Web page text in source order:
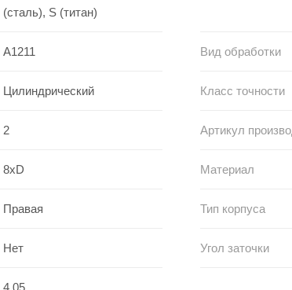
(сталь), S (титан)
A1211 Вид обработки
Цилиндрический Класс точности
2 Артикул
8xD Материал
Правая Тип корпуса
Нет Угол заточки
4.05